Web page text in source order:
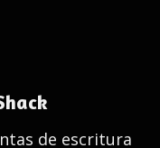
de escritura